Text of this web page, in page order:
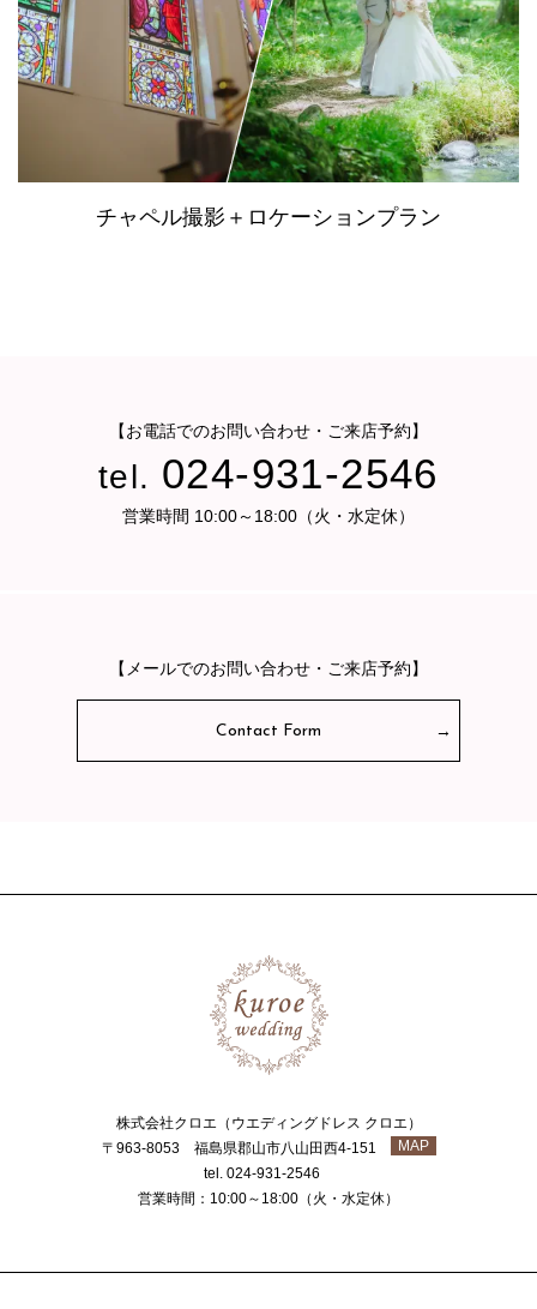
チャペル撮影＋ロケーションプラン
【お電話でのお問い合わせ・ご来店予約】
tel. 024-931-2546
営業時間 10:00～18:00（火・水定休）
【メールでのお問い合わせ・ご来店予約】
Contact Form
株式会社クロエ（ウエディングドレス クロエ）
〒963-8053 福島県郡山市八山田西4-151
MAP
tel. 024-931-2546
営業時間：10:00～18:00（火・水定休）